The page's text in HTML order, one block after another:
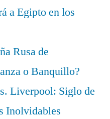
a Egipto en los
Rusa de
o Banquillo?
Liverpool: Siglo de
Inolvidables